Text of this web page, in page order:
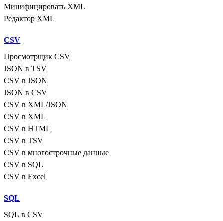
Минифицировать XML
Редактор XML
CSV
Просмотрщик CSV
JSON в TSV
CSV в JSON
JSON в CSV
CSV в XML/JSON
CSV в XML
CSV в HTML
CSV в TSV
CSV в многострочные данные
CSV в SQL
CSV в Excel
SQL
SQL в CSV